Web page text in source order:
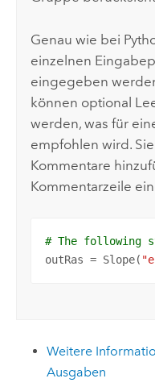
Genau wie bei
einzelnen
eingegeben
können optional
werden, was für
empfohlen wird.
Kommentare
Kommentarzeile
# The following
outRas = Slope(
Weitere
Ausgaben